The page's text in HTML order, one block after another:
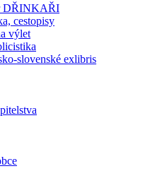
DŘINKAŘI
cestopisy
výlet
slovenské exlibris